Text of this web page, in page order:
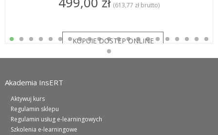
(613,77 zł brutto)
Akademia InsERT
Aktywuj kurs
Regulamin sklepu
Regulamin usług e-learningowych
Szkolenia e-learningowe